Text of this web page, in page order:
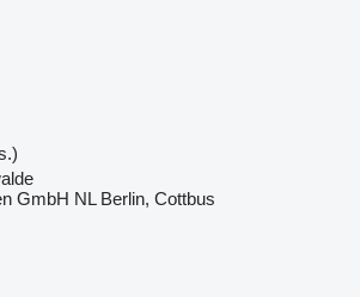
GmbH NL Berlin, Cottbus